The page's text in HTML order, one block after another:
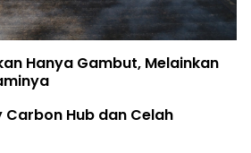
Hanya Gambut, Melainkan
Hub dan Celah